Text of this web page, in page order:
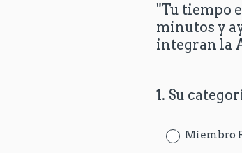
"Tu tiempo
minutos y
integran la
Question
1. Su
Miembro